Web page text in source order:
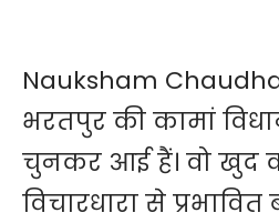
Nauksham
भरतपुर की कामां
चुनकर आई हैं। वो खुद
विचारधारा से